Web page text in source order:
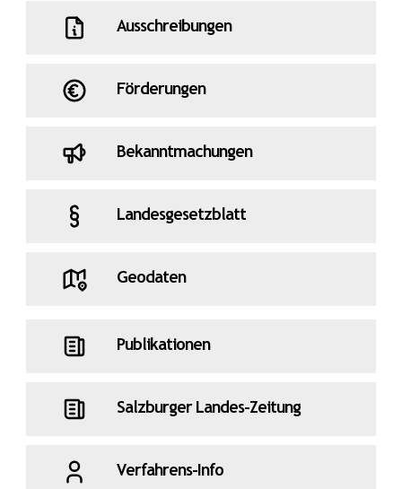
Ausschreibungen
Förderungen
Bekanntmachungen
Landesgesetzblatt
Geodaten
Publikationen
Salzburger Landes-Zeitung
Verfahrens-Info